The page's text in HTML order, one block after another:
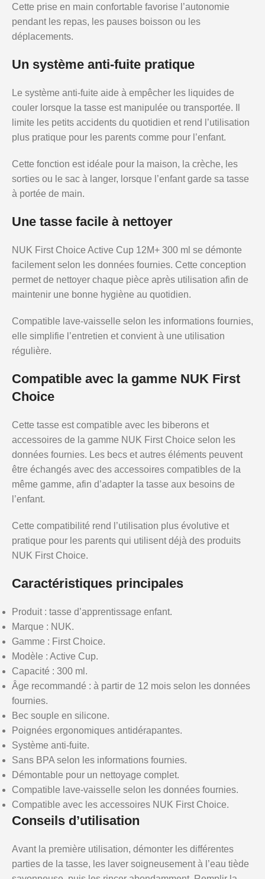
Cette prise en main confortable favorise l’autonomie
pendant les repas, les pauses boisson ou les
déplacements.
Un système anti-fuite pratique
Le système anti-fuite aide à empêcher les liquides de
couler lorsque la tasse est manipulée ou transportée. Il
limite les petits accidents du quotidien et rend l’utilisation
plus pratique pour les parents comme pour l’enfant.
Cette fonction est idéale pour la maison, la crèche, les
sorties ou le sac à langer, lorsque l’enfant garde sa tasse
à portée de main.
Une tasse facile à nettoyer
NUK First Choice Active Cup 12M+ 300 ml se démonte
facilement selon les données fournies. Cette conception
permet de nettoyer chaque pièce après utilisation afin de
maintenir une bonne hygiène au quotidien.
Compatible lave-vaisselle selon les informations fournies,
elle simplifie l’entretien et convient à une utilisation
régulière.
Compatible avec la gamme NUK First
Choice
Cette tasse est compatible avec les biberons et
accessoires de la gamme NUK First Choice selon les
données fournies. Les becs et autres éléments peuvent
être échangés avec des accessoires compatibles de la
même gamme, afin d’adapter la tasse aux besoins de
l’enfant.
Cette compatibilité rend l’utilisation plus évolutive et
pratique pour les parents qui utilisent déjà des produits
NUK First Choice.
Caractéristiques principales
Produit : tasse d’apprentissage enfant.
Marque : NUK.
Gamme : First Choice.
Modèle : Active Cup.
Capacité : 300 ml.
Âge recommandé : à partir de 12 mois selon les données
fournies.
Bec souple en silicone.
Poignées ergonomiques antidérapantes.
Système anti-fuite.
Sans BPA selon les informations fournies.
Démontable pour un nettoyage complet.
Compatible lave-vaisselle selon les données fournies.
Compatible avec les accessoires NUK First Choice.
Conseils d’utilisation
Avant la première utilisation, démonter les différentes
parties de la tasse, les laver soigneusement à l’eau tiède